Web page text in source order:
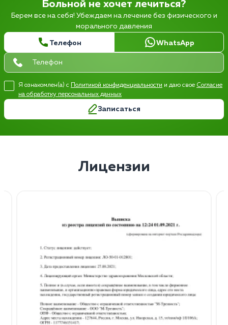
Больной не хочет лечиться?
Берем все на себя! Убеждаем на лечение без физического и
морального давления
Телефон WhatsApp
Я ознакомлен(а) с Политикой конфиденциальности и даю свое Согласие
на обработку персональных данных
Записаться
Лицензии